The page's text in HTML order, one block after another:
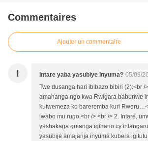
Commentaires
Ajouter un commentaire
I Intare yaba yasubiye inyuma? 05/09/
Twe dusanga hari ibibazo bibiri (2):<br /
amahanga ngo kwa Rwigara baburiwe
kutwemeza ko bareremba kuri
iwabo mu rugo.<br /> <br /> 2. Intare,
yashakaga gutanga igihano
yasubije amajanja inyuma kubera